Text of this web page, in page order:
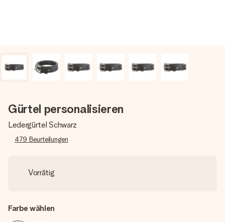
Gürtel personalisieren
Ledergürtel Schwarz
479 Beurteilungen
Vorrätig
Farbe wählen